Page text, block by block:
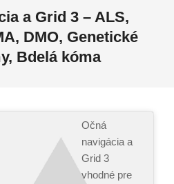
a Grid 3 – ALS,
DMO, Genetické
Bdelá kóma
Očná
navigácia a
Grid 3
vhodné pre